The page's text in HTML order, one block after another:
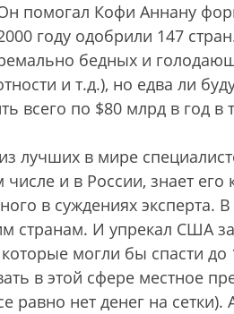
помогал Кофи Аннану
году одобрили 147
бедных и
и т.д.), но едва ли
всего по $80 млрд в год
лучших в мире
и в России, знает его
в суждениях эксперта.
странам. И упрекал США
могли бы спасти
в этой сфере местное
равно нет денег на сетки).